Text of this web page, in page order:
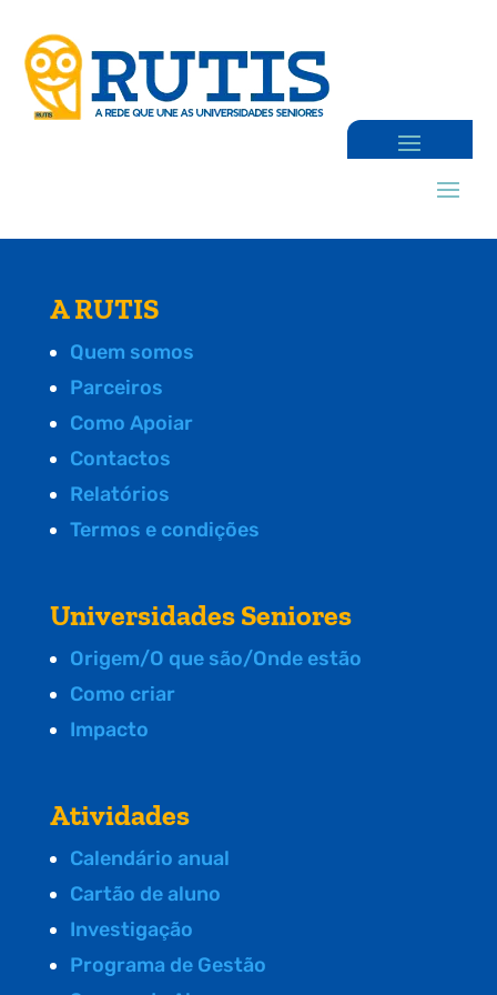
A RUTIS
Quem somos
Parceiros
Como Apoiar
Contactos
Relatórios
Termos e condições
Universidades Seniores
Origem/O que são/Onde estão
Como criar
Impacto
Atividades
Calendário anual
Cartão de aluno
Investigação
Programa de Gestão